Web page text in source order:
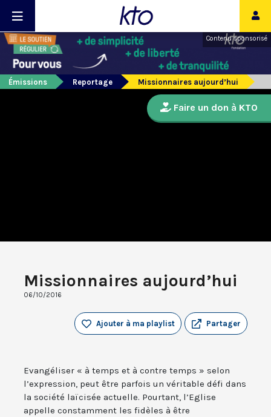
Contenu sponsorisé
Émissions Reportage Missionnaires aujourd’hui
Missionnaires aujourd’hui
06/10/2016
Partager
Ajouter à ma playlist
Evangéliser « à temps et à contre temps » selon
l’expression, peut être parfois un véritable défi dans
la société laïcisée actuelle. Pourtant, l’Eglise
appelle constamment les fidèles à être
Faire un don à KTO